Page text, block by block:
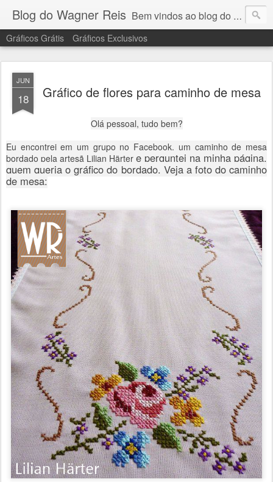
Blog do Wagner Reis Bem vindos ao blog do Wagner Reis. Acompanhe as vídeo aulas de ponto cruz, dicas, gráficos para ponto cruz e artesanatos e tudo para bordados em ponto cruz.
Gráficos Grátis Gráficos Exclusivos
JUN
18 Gráfico de flores para caminho de mesa
Olá pessoal, tudo bem?
Eu encontrei em um grupo no Facebook, um caminho de mesa
bordado pela artesã Lilian Härter e perguntei na minha página,
quem queria o gráfico do bordado. Veja a foto do caminho
de mesa: